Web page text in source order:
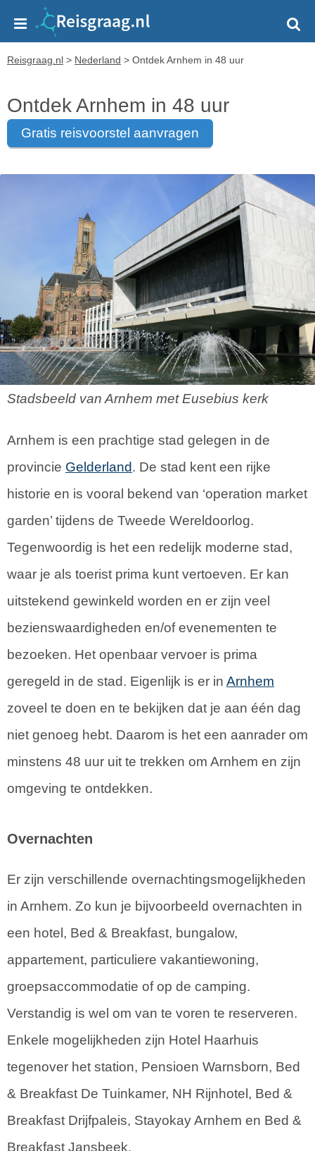
Reisgraag.nl > Nederland > Ontdek Arnhem in 48 uur
Ontdek Arnhem in 48 uur
gratis reisvoorstel aanvragen
Stadsbeeld van Arnhem met Eusebius kerk
Arnhem is een prachtige stad gelegen in de
provincie Gelderland. De stad kent een rijke
historie en is vooral bekend van ‘operation market
garden’ tijdens de Tweede Wereldoorlog.
Tegenwoordig is het een redelijk moderne stad,
waar je als toerist prima kunt vertoeven. Er kan
uitstekend gewinkeld worden en er zijn veel
bezienswaardigheden en/of evenementen te
bezoeken. Het openbaar vervoer is prima
geregeld in de stad. Eigenlijk is er in Arnhem
zoveel te doen en te bekijken dat je aan één dag
niet genoeg hebt. Daarom is het een aanrader om
minstens 48 uur uit te trekken om Arnhem en zijn
omgeving te ontdekken.
Overnachten
Er zijn verschillende overnachtingsmogelijkheden
in Arnhem. Zo kun je bijvoorbeeld overnachten in
een hotel, Bed & Breakfast, bungalow,
appartement, particuliere vakantiewoning,
groepsaccommodatie of op de camping.
Verstandig is wel om van te voren te reserveren.
Enkele mogelijkheden zijn Hotel Haarhuis
tegenover het station, Pensioen Warnsborn, Bed
& Breakfast De Tuinkamer, NH Rijnhotel, Bed &
Breakfast Drijfpaleis, Stayokay Arnhem en Bed &
Breakfast Jansbeek.